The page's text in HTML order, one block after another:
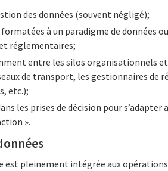
des données (souvent négligé);
à un paradigme de données
réglementaires;
entre les silos organisationnels
de transport, les gestionnaires de
etc.);
les prises de décision pour s’adapter
».
est pleinement intégrée aux